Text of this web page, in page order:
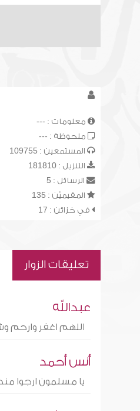
معلومات : ---
ملحوظة : ---
المستمعين : 109755
التنزيل : 181810
الرسائل : 5
المقيميّن : 135
في خزائن : 17
تعليقات الزوار
عبدالله
اللهم اغفر وارحم
أنس أحمد
يا مسلمون ارجوا